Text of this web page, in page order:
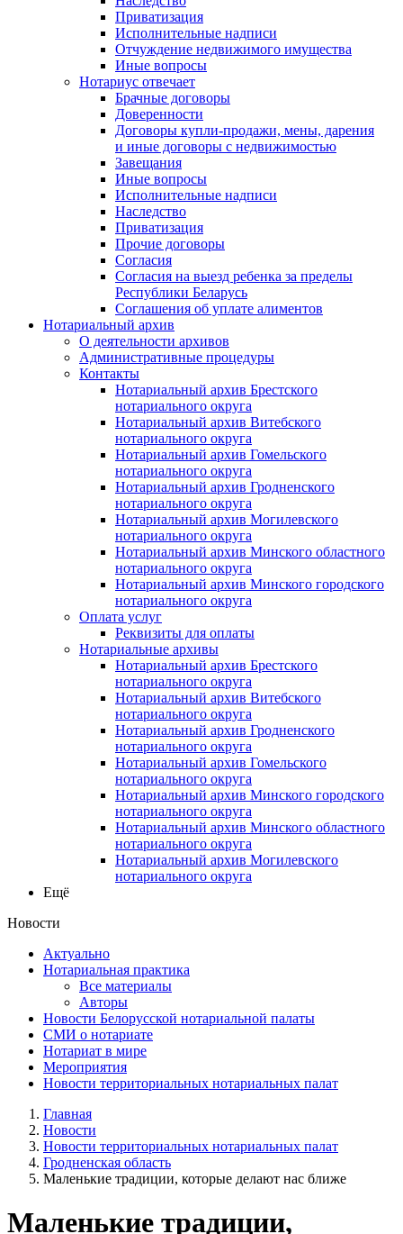
Приватизация
Исполнительные надписи
Отчуждение недвижимого имущества
Иные вопросы
Нотариус отвечает
Брачные договоры
Доверенности
Договоры купли-продажи, мены, дарения
и иные договоры с недвижимостью
Завещания
Иные вопросы
Исполнительные надписи
Наследство
Приватизация
Прочие договоры
Согласия
Согласия на выезд ребенка за пределы
Республики Беларусь
Соглашения об уплате алиментов
Нотариальный архив
О деятельности архивов
Административные процедуры
Контакты
Нотариальный архив Брестского
нотариального округа
Нотариальный архив Витебского
нотариального округа
Нотариальный архив Гомельского
нотариального округа
Нотариальный архив Гродненского
нотариального округа
Нотариальный архив Могилевского
нотариального округа
Нотариальный архив Минского областного
нотариального округа
Нотариальный архив Минского городского
нотариального округа
Оплата услуг
Реквизиты для оплаты
Нотариальные архивы
Нотариальный архив Брестского
нотариального округа
Нотариальный архив Витебского
нотариального округа
Нотариальный архив Гродненского
нотариального округа
Нотариальный архив Гомельского
нотариального округа
Нотариальный архив Минского городского
нотариального округа
Нотариальный архив Минского областного
нотариального округа
Нотариальный архив Могилевского
нотариального округа
Ещё
Новости
Актуально
Нотариальная практика
Все материалы
Авторы
Новости Белорусской нотариальной палаты
СМИ о нотариате
Нотариат в мире
Мероприятия
Новости территориальных нотариальных палат
Главная
Новости
Новости территориальных нотариальных палат
Гродненская область
Маленькие традиции, которые делают нас ближе
Маленькие традиции,